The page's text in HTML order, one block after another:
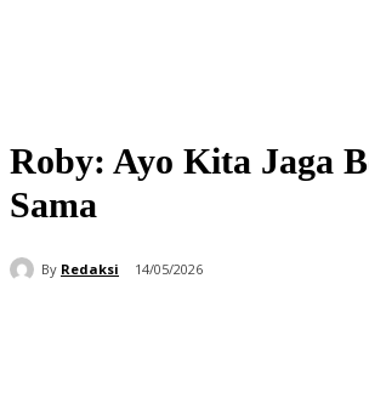
Roby: Ayo Kita Jaga
Sama
By Redaksi 14/05/2026